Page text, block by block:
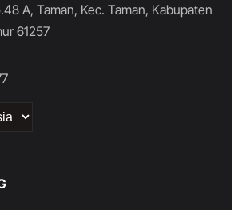
A, Taman, Kec. Taman, Kabupaten
61257